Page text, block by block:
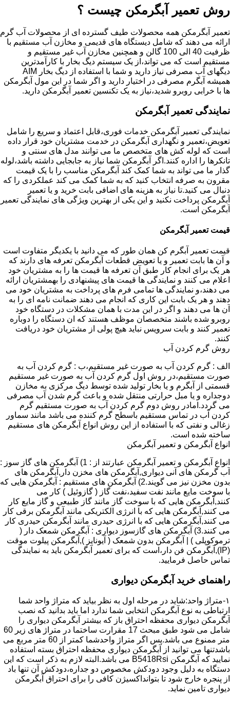
روش تعمیر آبگرمکن چیست ؟
تعمیر آبگرمکن همه محصولات طیف گسترده ای از محصولات آب گرم
ارائه می دهند که شامل دیستگاه های قدیمی و مخازن آب مستقیم با
ظرفیت 40 الی 100 گالن و همچنین مخازن آب غیر مستقیم و
مستقیم است که می تواند،از یک سیستم دیگ بخار با کارآمدترین
دیگهای آب مصرفی نیاز دارید و شما با استفاده از دیگ بخار AIM
همیشه آبگرم مصرفی در اختیار دارید و اگر شما در این مول آبگرمکن
ها با خرابی روبرو شدید،نیاز به یک تکنسین تعمیر آبگرمکن دارید.
نمایندگی تعمیر آبگرمکن
نمایندگی تعمیر آبگرمکن خدمات فوری،قابل اعتماد و سریع را شامل
تعویض،تعمیر و نگهداری آبگرمکن در خدمت مشتریان خود قرار داده
است که لوله کش های متخصص ما می توانند مدل های سنتی و
تانکرها را اداره کنند.اگر آبگرمکن شما نیاز به جابجایی داشته باشد،لوله
گذار ما می تواند به شما کمک کند آبگرمکن مناسب را با یک قیمت
مقرون به صرفه انتخاب کنید که به شما کمک می کند عملکردی را که
دنبال می کنید.تا نیاز به هزینه های اضافی بابت خرید و یا تعمیر
آبگرمکن پرداخت نکنید و این یکی از بهترین ویژگی های نمایندگی تعمیر
آبگرمکن است.
قیمت تعمیر آبگرمکن
قیمت تعمیر آبگرم کن همان طور که می دانید با یکدیگر متفاوت است
و آن ها بابت تعمیر و یا تعویض قطعات آبگرمکن تعرفه های دارند که
هر یک برای انجام کار طبق آن تعرفه ها قیمت ها را به مشتریان خود
اعلام می کنند و نمایندگی ها قیمت های پیشنهادی را بهمشتریان ارائه
می دهند،و نمایندگی ها تمامی فرم های پرداخت به مشتریان خود می
دهند و هر یک بابت این کاری که انجام می دهند ضمانت نامه ای را به
آن ها می دهند و اگر در این مدت با همان مشکلات در دستگاه خود
روبرو شده باشند متخصصان موظف هستند که ان دستگاه را دوباره
تعمیر کنند و بابت سرویس نباید هیچ پولی از مشتریان خود دریافت
کنند.
روش گرم کردن آب
الف : گرم کردن آب به صورت غیر مستقیم،ب : گرم کردن آب به
صورت مستقیم،در روش اول گرم کردن آب به صورت غیر مستقیم
قسمتی از آبگرم و یا بخار تولید شده توسط دیگ مرکزی به مخازن
دوجداره و یا مبل حرارتی منتقل شده و باعث گرم شدن آب مصرفی
می گردد.امادر روش دوم گرم کردن آب به صورت مستقیم گرم
کردن آب در تماس مستقیم باسطح گرم کننده می باشد مانند سماور
زغالی و نفتی که با استفاده از این روش انواع آبگرمکن های مستقیم
ساخته شده است.
انواع آبگرمکن و تعمیر آبگرمکن
انواع آبگرمکن و تعمیر آبگرمکن عبارتند از : 1) آبگرمکن های گاز سوز :
آب گرمکن های آنی دیواری,آبگرمکن های مخزن دار,آبگرمکن های
بدون مخزن نیز می گویند.2) آبگرمکن های مستقیم : آبگرمکن هایی که
با سوخت مایع مانند نفت سفید،نفت گاز ( گازوئیل ) کار می
کنند,آبگرمکن هایی که با سوخت گاز مانند گاز طبیعی و گاز مایع کار
می کنند,آبگرمکن هایی که با انرژی الکتریکی مانند آبگرمکن برقی کار
می کنند,آبگرمکن هایی که با انرژی حیدری مانند آبگرمکن حیدری کار
می کنند.3) آبگرمکن های گازسوز دیواری : آبگرمکن شمعک دار (
ترموکوپلی ) | آبگرمکن بدون شمعک ( آیونایز ),آبگرمکن پیلوت موقت
(IP),آبگرمکن فن دار،است که برای تعمیر آبگرمکن باید به نمایندگی
تماس حاصل فرمایید.
راهنمای خرید آبگرمکن دیواری
۱-متراژ واحد:شاید در مرحله اول به نظر بیاید که متراژ واحد شما
ارتباطی به نوع آبگرمکن انتخابی شما ندارد اما باید بدانید که نصب
آبگرمکن دیواری محفظه احتراق باز که بیشتر آبگرمکن دیواری را
شامل می شود طبق مبحث 17 مقرارت ساختما در متراژ های زیر 60
متر ممنوع می باشد.پس اگر متراژ واحدشما کمتر از 60 متر مربع می
باشدتنها می توانید از آبگرمکن دیواری محفظه احتراق بسته استفاده
نمایید که آبگرمکن B5418Rsi می باشد.البته لازم به ذکر است که این
دستگاه به دلیل وجود دودکش مخصوص دو جداره،دودکش آن تنها باد
از پنجره خارج شود تا بتوانداکسیژن کافی را برای احتراق آبگرمکن
دیواری تامین نماید.